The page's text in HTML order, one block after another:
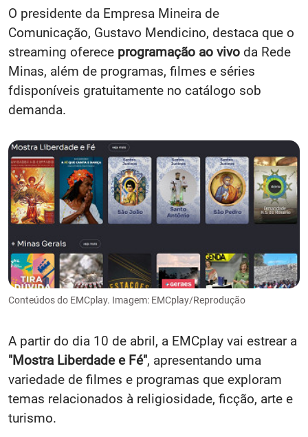
O presidente da Empresa Mineira de
Comunicação, Gustavo Mendicino, destaca que o
streaming oferece programação ao vivo da Rede
Minas, além de programas, filmes e séries
fdisponíveis gratuitamente no catálogo sob
demanda.
Conteúdos do EMCplay. Imagem: EMCplay/Reprodução
A partir do dia 10 de abril, a EMCplay vai estrear a
"Mostra Liberdade e Fé", apresentando uma
variedade de filmes e programas que exploram
temas relacionados à religiosidade, ficção, arte e
turismo.